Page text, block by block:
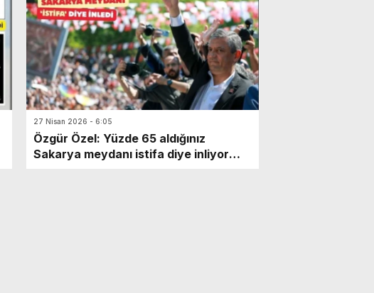
itibaren CHP bu kötülükleri yapanlara
karşı, iktidarı değiştirmek ve adaleti
getirmek için savunmadan hücuma
geçiyor, sahaya gidiyor” dedi.
27 Nisan 2026 - 6:05
Özgür Özel: Yüzde 65 aldığınız
Sakarya meydanı istifa diye inliyor